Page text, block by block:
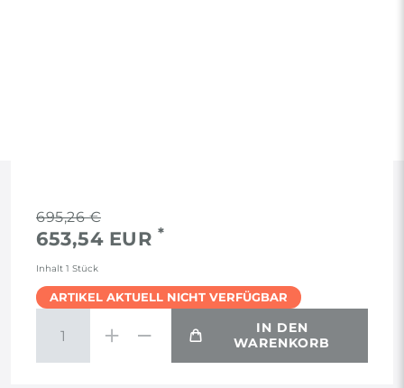
695,26 €
653,54 EUR *
Inhalt 1 Stück
ARTIKEL AKTUELL NICHT VERFÜGBAR
IN DEN
WARENKORB
RECHTLICHES
AGB
WIDERRUF